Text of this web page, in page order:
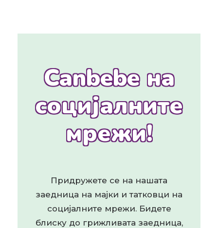
Canbebe на
социјалните
мрежи!
Придружете се на нашата
заедница на мајки и татковци на
социјалните мрежи. Бидете
блиску до грижливата заедница,